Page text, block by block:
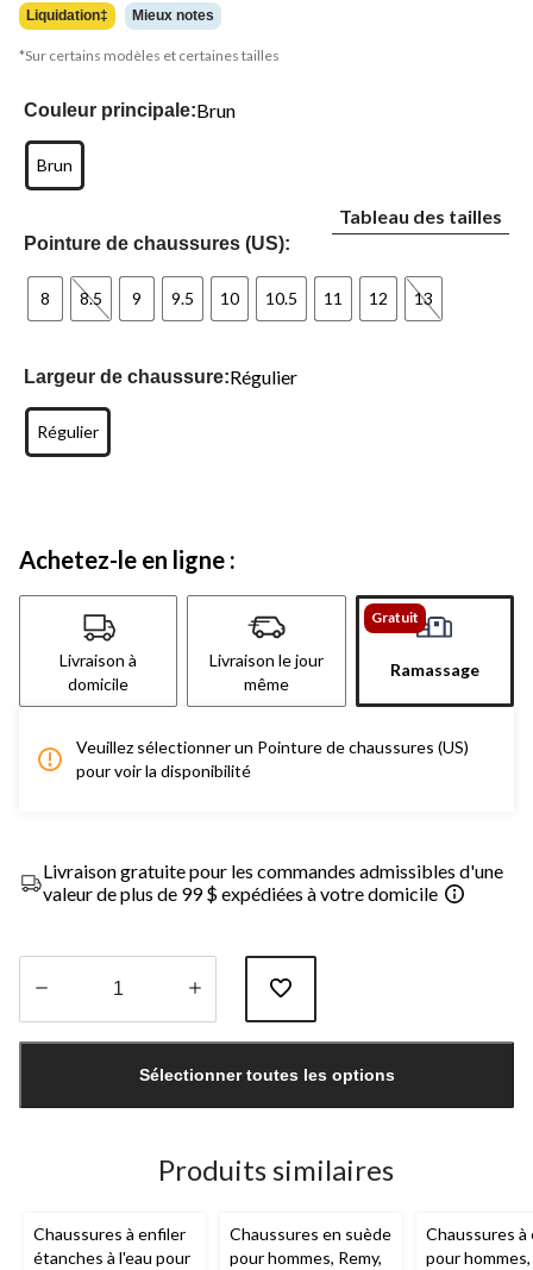
même
page.
Liquidation‡ Mieux notes
*Sur certains modèles et certaines tailles
Couleur principale:Brun
Brun
Pointure de chaussures (US):
Tableau des tailles
8 8.5 9 9.5 10 10.5 11 12 13
Largeur de chaussure:Régulier
Régulier
Achetez-le en ligne :
Livraison à
domicile
Livraison le jour
même
Gratuit
Ramassage
Veuillez sélectionner un Pointure de chaussures (US)
pour voir la disponibilité
Livraison gratuite pour les commandes admissibles d'une
valeur de plus de 99 $ expédiées à votre domicile
jour
Sélectionner toutes les options
Produits similaires
Chaussures à enfiler
étanches à l'eau pour
Chaussures en suède
pour hommes, Remy,
Chaussures à
pour hommes,